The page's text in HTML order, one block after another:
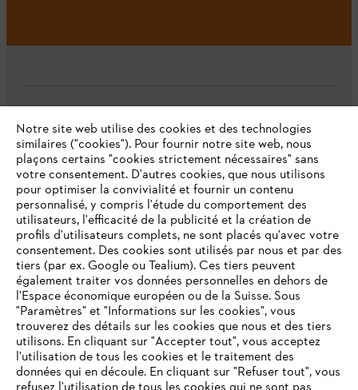
L'Entreprise
Questions fréquentes
Service
Politique de protection des données
Mentions légales Cookies
VOTRE NAVIGATEUR INTERNET
N'EST PLUS PRIS EN CHARGE
Notre site web utilise des cookies et des technologies
similaires ("cookies"). Pour fournir notre site web, nous
plaçons certains "cookies strictement nécessaires" sans
votre consentement. D'autres cookies, que nous utilisons
pour optimiser la convivialité et fournir un contenu
personnalisé, y compris l'étude du comportement des
utilisateurs, l'efficacité de la publicité et la création de
profils d'utilisateurs complets, ne sont placés qu'avec votre
consentement. Des cookies sont utilisés par nous et par des
tiers (par ex. Google ou Tealium). Ces tiers peuvent
également traiter vos données personnelles en dehors de
l'Espace économique européen ou de la Suisse. Sous
"Paramètres" et "Informations sur les cookies", vous
trouverez des détails sur les cookies que nous et des tiers
utilisons. En cliquant sur "Accepter tout", vous acceptez
l'utilisation de tous les cookies et le traitement des
données qui en découle. En cliquant sur "Refuser tout", vous